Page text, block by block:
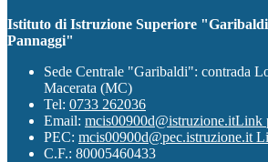
Istituto di Istruzione Superiore
Pannaggi"
Sede Centrale "Garibaldi": contrada
Macerata (MC)
Tel: 0733 262036
Email: mcis00900d@istruzione.itLink
PEC: mcis00900d@pec.istruzione.it
C.F.: 80005460433